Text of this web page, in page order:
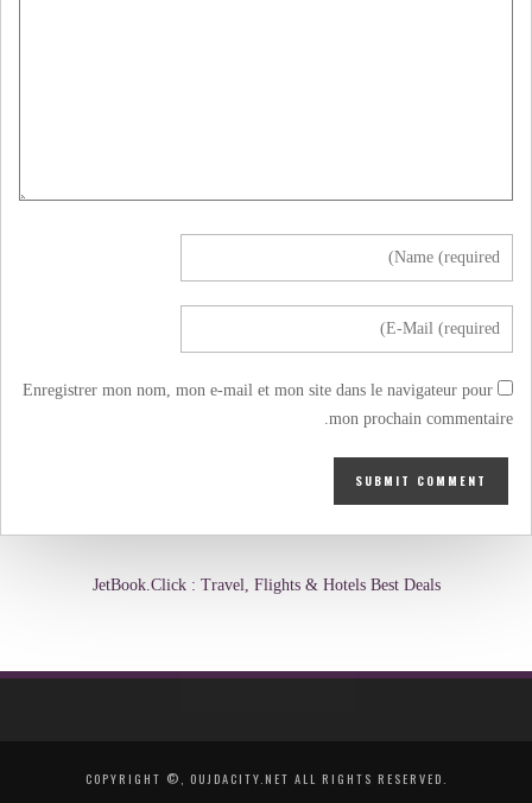
Enregistrer mon nom, mon e-mail et mon site dans le navigateur pour
mon prochain commentaire.
JetBook.Click : Travel, Flights & Hotels Best Deals
COPYRIGHT ©, OUJDACITY.NET ALL RIGHTS RESERVED.